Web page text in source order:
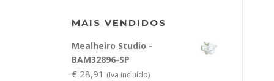
MAIS VENDIDOS
Mealheiro Studio -
BAM32896-SP
€ 28,91 (Iva incluído)